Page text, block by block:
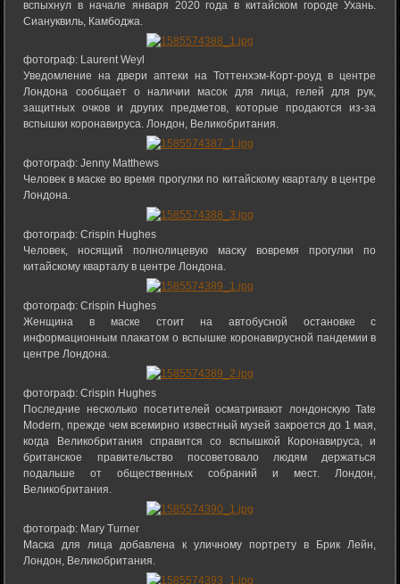
вспыхнул в начале января 2020 года в китайском городе Ухань.
Сиануквиль, Камбоджа.
фотограф: Laurent Weyl
Уведомление на двери аптеки на Тоттенхэм-Корт-роуд в центре
Лондона сообщает о наличии масок для лица, гелей для рук,
защитных очков и других предметов, которые продаются из-за
вспышки коронавируса. Лондон, Великобритания.
фотограф: Jenny Matthews
Человек в маске во время прогулки по китайскому кварталу в центре
Лондона.
фотограф: Crispin Hughes
Человек, носящий полнолицевую маску вовремя прогулки по
китайскому кварталу в центре Лондона.
фотограф: Crispin Hughes
Женщина в маске стоит на автобусной остановке с
информационным плакатом о вспышке коронавирусной пандемии в
центре Лондона.
фотограф: Crispin Hughes
Последние несколько посетителей осматривают лондонскую Tate
Modern, прежде чем всемирно известный музей закроется до 1 мая,
когда Великобритания справится со вспышкой Коронавируса, и
британское правительство посоветовало людям держаться
подальше от общественных собраний и мест. Лондон,
Великобритания.
фотограф: Mary Turner
Маска для лица добавлена ​​к уличному портрету в Брик Лейн,
Лондон, Великобритания.